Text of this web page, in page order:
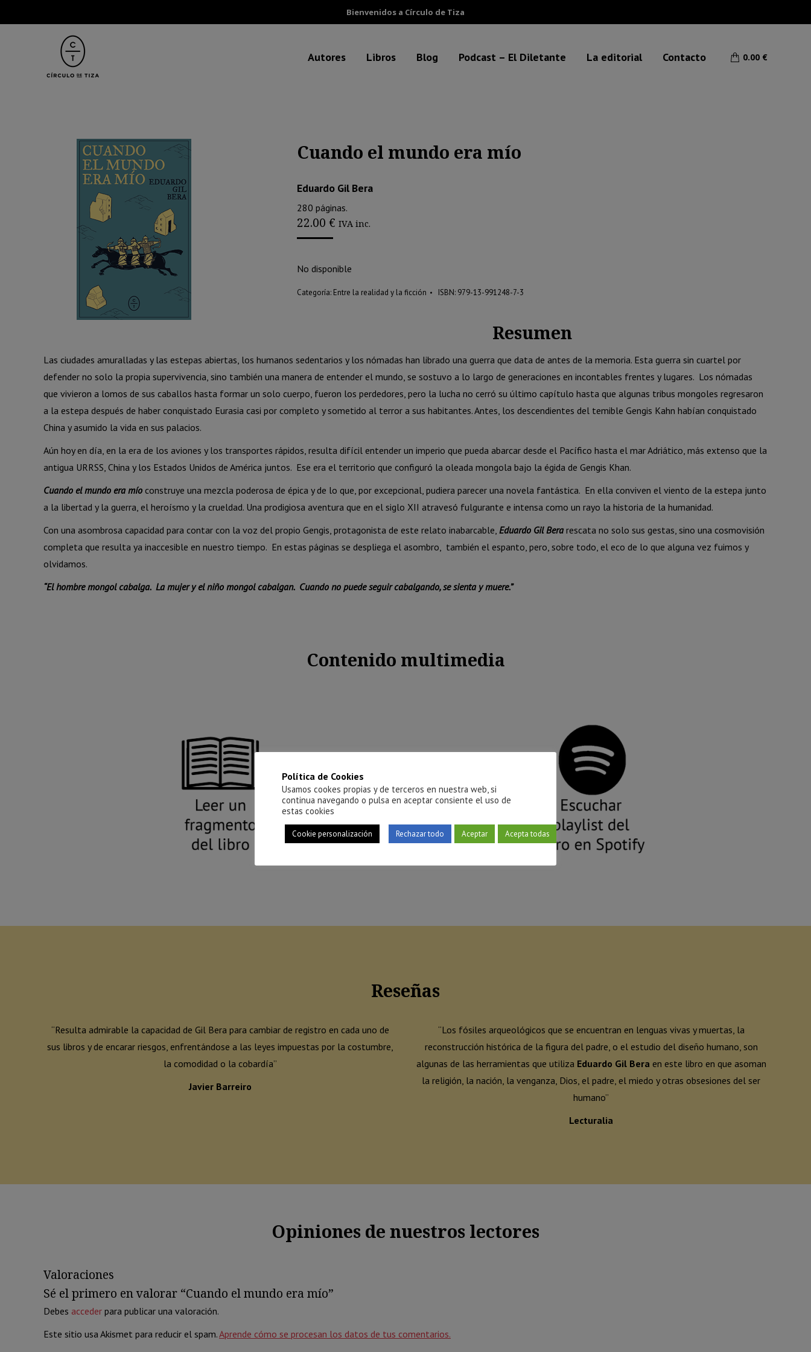
Bienvenidos a Círculo de Tiza
Autores Libros Blog Podcast – El Diletante La editorial Contacto 0.00 €
Cuando el mundo era mío
Eduardo Gil Bera
280 páginas.
22.00 € IVA inc.
No disponible
Categoría: Entre la realidad y la ficción ISBN: 979-13-991248-7-3
Resumen
Las ciudades amuralladas y las estepas abiertas, los humanos sedentarios y los nómadas han librado una guerra que data de antes de la memoria. Esta guerra sin cuartel por
defender no solo la propia supervivencia, sino también una manera de entender el mundo, se sostuvo a lo largo de generaciones en incontables frentes y lugares. Los nómadas
que vivieron a lomos de sus caballos hasta formar un solo cuerpo, fueron los perdedores, pero la lucha no cerró su último capítulo hasta que algunas tribus mongoles regresaron
a la estepa después de haber conquistado Eurasia casi por completo y sometido al terror a sus habitantes. Antes, los descendientes del temible Gengis Kahn habían conquistado
China y asumido la vida en sus palacios.
Aún hoy en día, en la era de los aviones y los transportes rápidos, resulta difícil entender un imperio que pueda abarcar desde el Pacífico hasta el mar Adriático, más extenso que la
antigua URRSS, China y los Estados Unidos de América juntos. Ese era el territorio que configuró la oleada mongola bajo la égida de Gengis Khan.
Cuando el mundo era mío construye una mezcla poderosa de épica y de lo que, por excepcional, pudiera parecer una novela fantástica. En ella conviven el viento de la estepa junto
a la libertad y la guerra, el heroísmo y la crueldad. Una prodigiosa aventura que en el siglo XII atravesó fulgurante e intensa como un rayo la historia de la humanidad.
Con una asombrosa capacidad para contar con la voz del propio Gengis, protagonista de este relato inabarcable, Eduardo Gil Berarescata no solo sus gestas, sino una cosmovisión
completa que resulta ya inaccesible en nuestro tiempo. En estas páginas se despliega el asombro, también el espanto, pero, sobre todo, el eco de lo que alguna vez fuimos y
olvidamos.
“El hombre mongol cabalga. La mujer y el niño mongol cabalgan. Cuando no puede seguir cabalgando, se sienta y muere.”
Contenido multimedia
Reseñas
“Resulta admirable la capacidad de Gil Bera para cambiar de registro en cada uno de
sus libros y de encarar riesgos, enfrentándose a las leyes impuestas por la costumbre,
la comodidad o la cobardía”
Javier Barreiro
“Los fósiles arqueológicos que se encuentran en lenguas vivas y muertas, la
reconstrucción histórica de la figura del padre, o el estudio del diseño humano, son
algunas de las herramientas que utiliza Eduardo Gil Bera en este libro en que asoman
la religión, la nación, la venganza, Dios, el padre, el miedo y otras obsesiones del ser
humano”
Lecturalia
Opiniones de nuestros lectores
Valoraciones
Sé el primero en valorar “Cuando el mundo era mío”
Debes acceder para publicar una valoración.
Este sitio usa Akismet para reducir el spam.Aprende cómo se procesan los datos de tus comentarios.
Política de Cookies
Usamos cookes propias y de terceros en nuestra web, si
continua navegando o pulsa en aceptar consiente el uso de
estas cookies
Cookie personalización Rechazar todo Aceptar Acepta todas